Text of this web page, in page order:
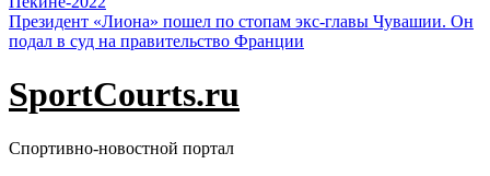
Президент «Лиона» пошел по стопам экс-главы Чувашии. Он
подал в суд на правительство Франции
SportCourts.ru
Спортивно-новостной портал